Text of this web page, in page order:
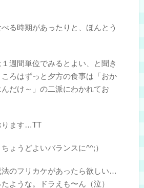
る時期があったりと、ほんとう
週間単位でみるとよい、と聞き
ろはずっと夕方の食事は「おか
だけ～」の二派にわかれてお
ります…TT
ょうどよいバランスに^^;）
法のフリカケがあったら欲しい…
ような。ドラえも〜ん（泣）